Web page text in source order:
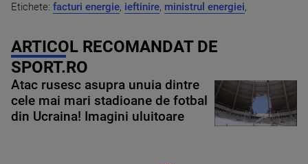
Etichete: facturi energie, ieftinire, ministrul energiei,
ARTICOL RECOMANDAT DE
SPORT.RO
Atac rusesc asupra unuia dintre
cele mai mari stadioane de fotbal
din Ucraina! Imagini uluitoare